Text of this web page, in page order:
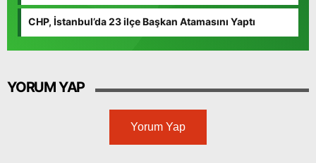
CHP, İstanbul’da 23 ilçe Başkan Atamasını Yaptı
YORUM YAP
Yorum Yap